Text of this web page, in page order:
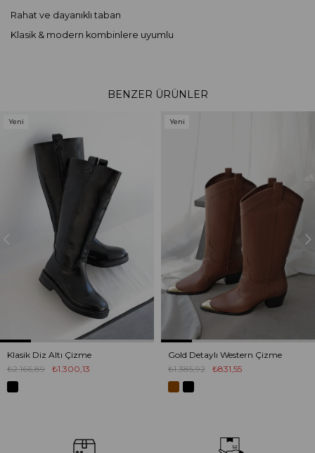
Rahat ve dayanıklı taban
Klasik & modern kombinlere uyumlu
BENZER ÜRÜNLER
Klasik Diz Altı Çizme
₺1.300,13
₺2.166,89
Yeni
Gold Detaylı Western Çizme
₺831,55
₺1.385,92
Yeni